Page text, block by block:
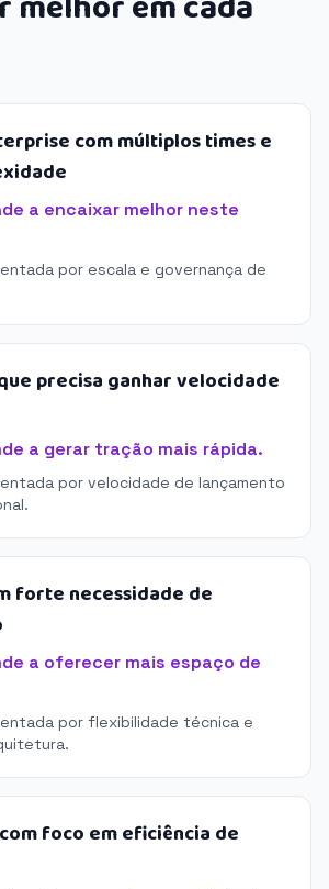
com múltiplos times e
a encaixar melhor neste
por escala e governança de
precisa ganhar velocidade
a gerar tração mais rápida.
por velocidade de lançamento
forte necessidade de
a oferecer mais espaço de
por flexibilidade técnica e
foco em eficiência de